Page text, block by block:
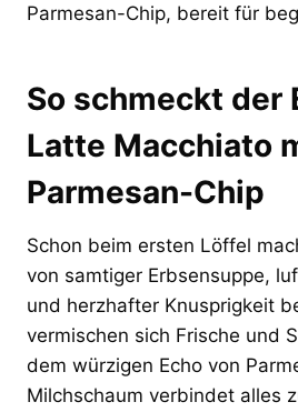
Parmesan-Chip, bereit für
So schmeckt der
Latte Macchiato
Parmesan-Chip
Schon beim ersten Löffel
von samtiger Erbsensuppe,
und herzhafter Knusprigkeit
vermischen sich Frische und
dem würzigen Echo von
Milchschaum verbindet alles